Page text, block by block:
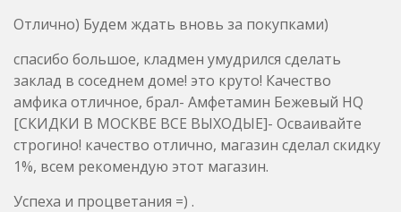
Отлично) Будем ждать вновь за покупками)
спасибо большое, кладмен умудрился сделать
заклад в соседнем доме! это круто! Качество
амфика отличное, брал- Амфетамин Бежевый HQ
[СКИДКИ В МОСКВЕ ВСЕ ВЫХОДЫЕ]- Осваивайте
строгино! качество отлично, магазин сделал скидку
1%, всем рекомендую этот магазин.
Успеха и процветания =) .